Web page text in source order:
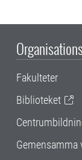
Fakulteter
Biblioteket